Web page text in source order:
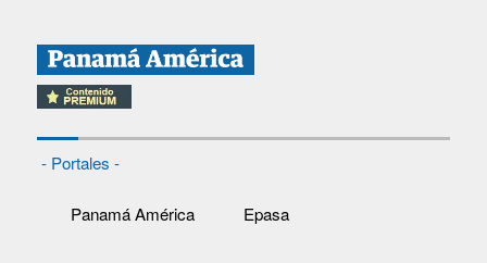
- Portales -
Panamá América Epasa